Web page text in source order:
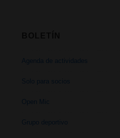
Agenda de actividades
Solo para socios
Open Mic
Grupo deportivo